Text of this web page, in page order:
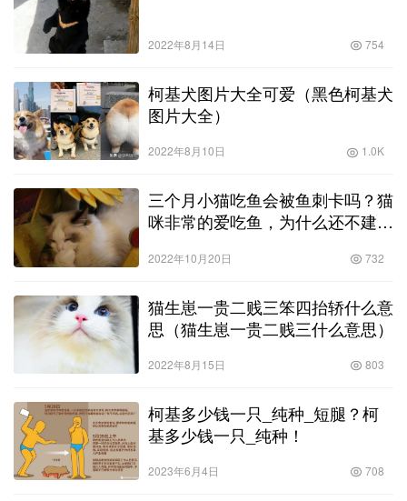
2022年8月14日 754
柯基犬图片大全可爱（黑色柯基犬
图片大全）
2022年8月10日 1.0K
三个月小猫吃鱼会被鱼刺卡吗？猫
咪非常的爱吃鱼，为什么还不建议
2022年10月20日 732
猫生崽一贵二贱三笨四抬轿什么意
思（猫生崽一贵二贱三什么意思）
2022年8月15日 803
柯基多少钱一只_纯种_短腿？柯
基多少钱一只_纯种！
2023年6月4日 708